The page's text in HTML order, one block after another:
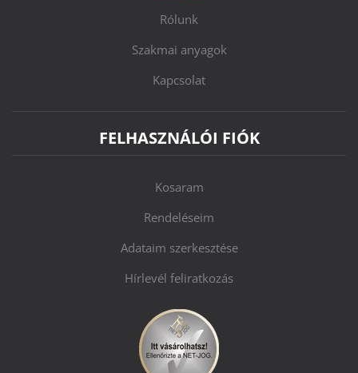
Rólunk
Szakmai anyagok
Kapcsolat
FELHASZNÁLÓI FIÓK
Kosaram
Rendeléseim
Adataim szerkesztése
Hírlevél feliratkozás